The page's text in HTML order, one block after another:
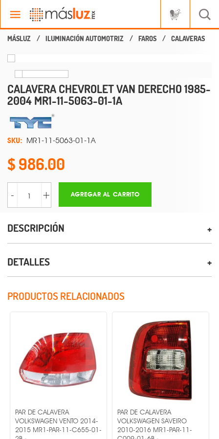
ILUMINACIÓN AUTOMOTRIZ FAROS CALAVERAS
CALAVERA CHEVROLET VAN DERECHO 1985-
2004 MR1-11-5063-01-1A
SKU: MR1-11-5063-01-1A
986.00
- + AGREGAR AL CARRITO
DESCRIPCIÓN
DETALLES
PRODUCTOS RELACIONADOS
DE CALAVERA
VENTO 2014-
MR1-PAR-11-C655-01-
PAR DE CALAVERA
VOLKSWAGEN SAVEIRO
2010-2016 MR1-PAR-11-